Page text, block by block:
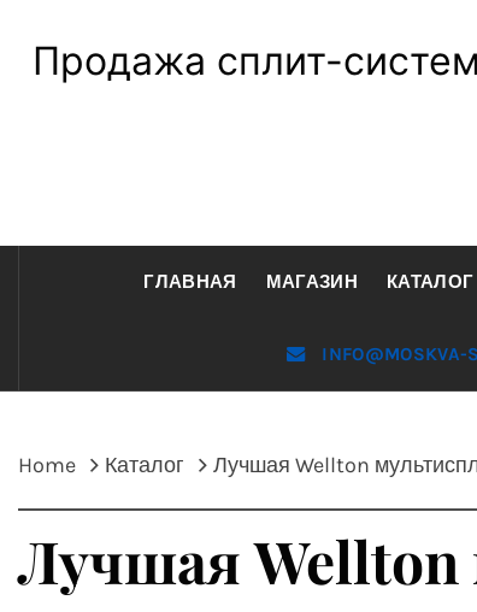
Продажа сплит-
ГЛАВНАЯ МАГАЗИН КАТАЛОГ
INFO@MOSKVA-
Home Каталог Лучшая Wellton
Лучшая Wellton